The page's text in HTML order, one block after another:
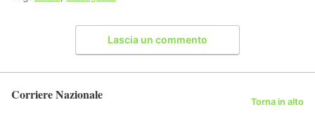
Lascia un commento
Corriere Nazionale Torna in alto